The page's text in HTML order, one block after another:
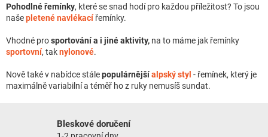
Pohodlné řemínky, které se snad hodí pro každou příležitost? To jsou
našepletené navlékací řemínky.
Vhodné prosportování a i jiné aktivity, na to máme jak řemínky
sportovní, taknylonové.
Nově také v nabídce stálepopulárnějšíalpský styl - řemínek, který je
maximálně variabilní a téměř ho z ruky nemusíš sundat.
Bleskové doručení